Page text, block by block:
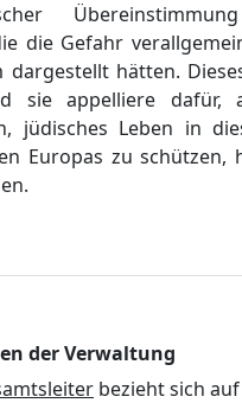
Ü
die Gefahr
dargestellt hätten.
sie appelliere dafür,
jüdisches Leben in
Europas zu schützen,
der Verwaltung
bezieht sich